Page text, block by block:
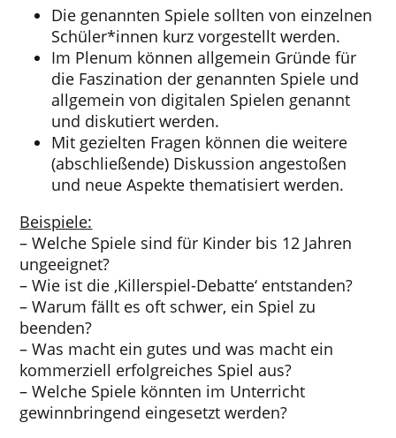
Die genannten Spiele sollten von einzelnen
Schüler*innen kurz vorgestellt werden.
Im Plenum können allgemein Gründe für
die Faszination der genannten Spiele und
allgemein von digitalen Spielen genannt
und diskutiert werden.
Mit gezielten Fragen können die weitere
(abschließende) Diskussion angestoßen
und neue Aspekte thematisiert werden.
Beispiele:
– Welche Spiele sind für Kinder bis 12 Jahren
ungeeignet?
– Wie ist die ‚Killerspiel-Debatte‘ entstanden?
– Warum fällt es oft schwer, ein Spiel zu
beenden?
– Was macht ein gutes und was macht ein
kommerziell erfolgreiches Spiel aus?
– Welche Spiele könnten im Unterricht
gewinnbringend eingesetzt werden?